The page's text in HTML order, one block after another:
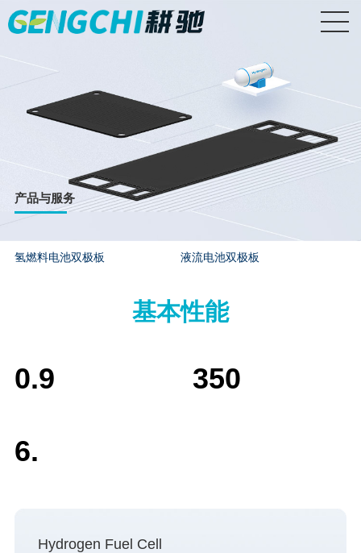
产品与服务
氢燃料电池双极板 液流电池双极板
基本性能
0.9 350
6.
Hydrogen Fuel Cell